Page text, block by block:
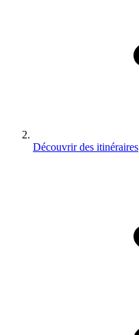
Découvrir des itinéraires